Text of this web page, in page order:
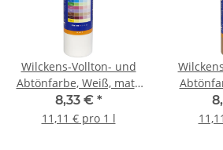
Wilckens-Vollton- und
Abtönfarbe, Weiß, matt,
0,75 l
8,33 € *
11,11 € pro 1 l